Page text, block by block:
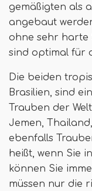
gemäßigten als
angebaut
ohne sehr harte
sind optimal für
Die beiden
Brasilien, sind
Trauben der
Jemen,
ebenfalls
heißt, wenn Sie
können Sie
müssen nur die